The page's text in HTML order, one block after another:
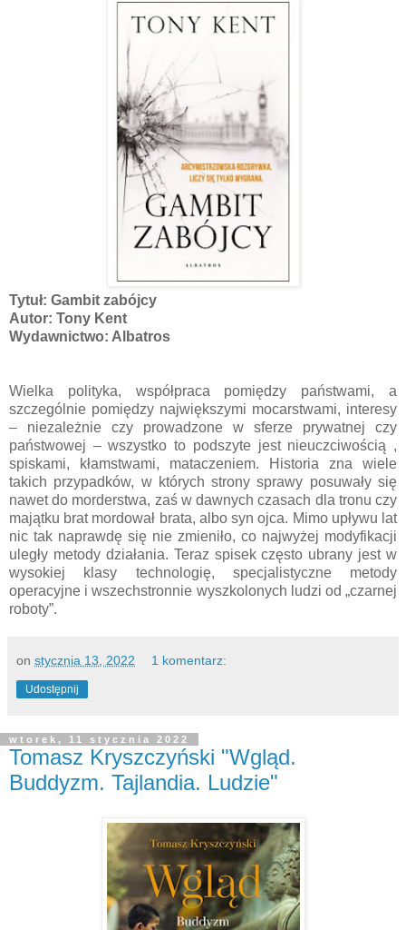
Tytuł: Gambit zabójcy
Autor: Tony Kent
Wydawnictwo: Albatros
Wielka polityka, współpraca pomiędzy państwami, a
szczególnie pomiędzy największymi mocarstwami, interesy
– niezależnie czy prowadzone w sferze prywatnej czy
państwowej – wszystko to podszyte jest nieuczciwością ,
spiskami, kłamstwami, mataczeniem. Historia zna wiele
takich przypadków, w których strony sprawy posuwały się
nawet do morderstwa, zaś w dawnych czasach dla tronu czy
majątku brat mordował brata, albo syn ojca. Mimo upływu lat
nic tak naprawdę się nie zmieniło, co najwyżej modyfikacji
uległy metody działania. Teraz spisek często ubrany jest w
wysokiej klasy technologię, specjalistyczne metody
operacyjne i wszechstronnie wyszkolonych ludzi od „czarnej
roboty”.
on stycznia 13, 2022 1 komentarz:
Udostępnij
wtorek, 11 stycznia 2022
Tomasz Kryszczyński "Wgląd.
Buddyzm. Tajlandia. Ludzie"